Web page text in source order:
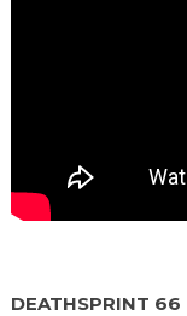
DEATHSPRINT 66